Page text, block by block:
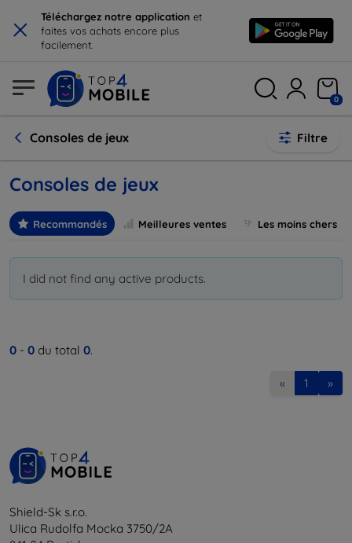
× Téléchargez notre application et
faites vos achats encore plus
facilement.
0
Consoles de jeux Filtre
Consoles de jeux
Recommandés Meilleures ventes Les moins chers
I did not find any active products.
0 - 0 du total 0.
« 1 »
Shield-Sk s.r.o.
Ulica Rudolfa Mocka 3750/2A